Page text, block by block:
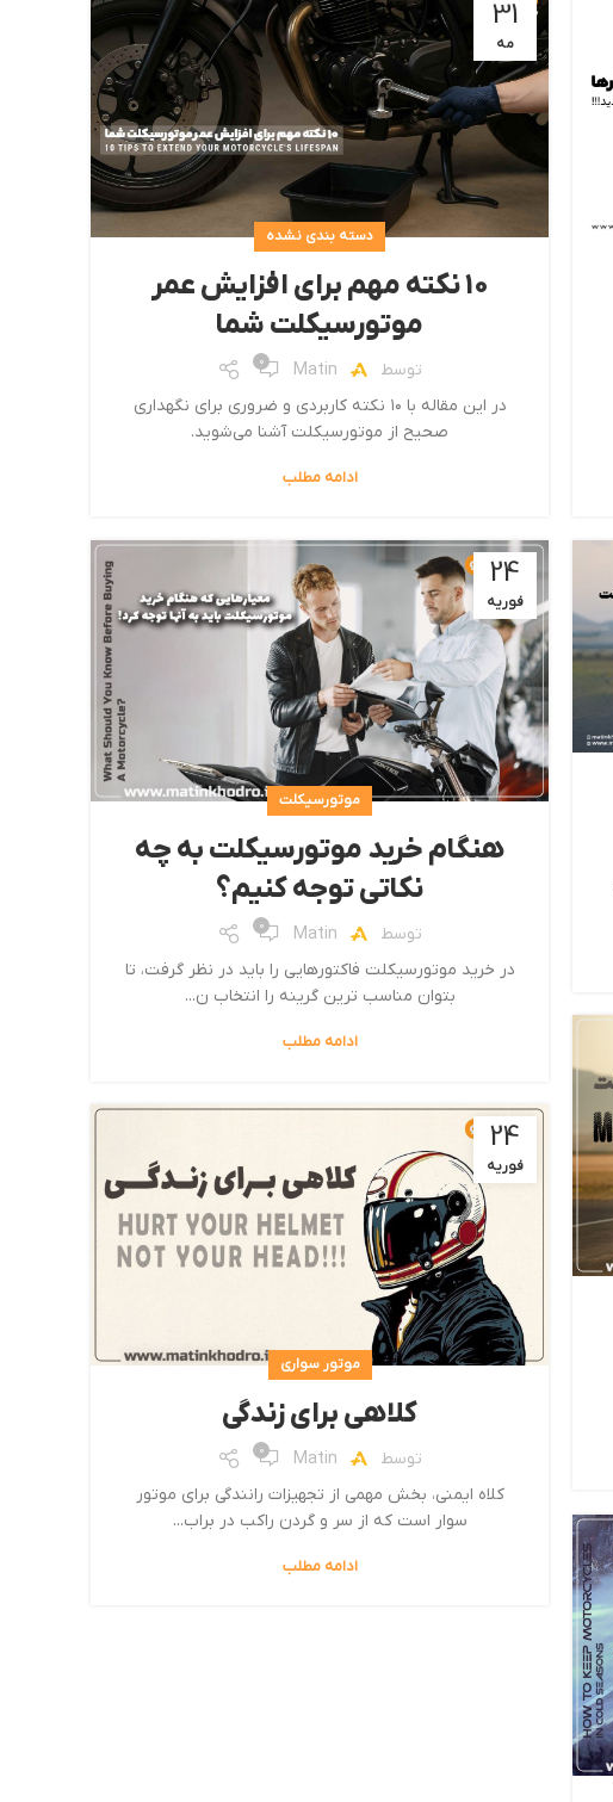
31
مه
دسته بندی نشده
۱۰ نکته مهم برای افزایش عمر
موتورسیکلت شما
توسط Matin
0
در این مقاله با ۱۰ نکته کاربردی و ضروری برای نگهداری
صحیح از موتورسیکلت آشنا می‌شوید.
ادامه مطلب
24
فوریه
موتورسیکلت
هنگام خرید موتورسیکلت به چه
نکاتی توجه کنیم؟
توسط Matin
0
در خرید موتورسیکلت فاکتورهایی را باید در نظر گرفت، تا
بتوان مناسب ترین گرینه را انتخاب ن...
ادامه مطلب
24
فوریه
موتور سواری
کلاهی برای زندگی
توسط Matin
0
کلاه ایمنی، بخش مهمی از تجهیزات رانندگی برای موتور
سوار است که از سر و گردن راکب در براب...
ادامه مطلب